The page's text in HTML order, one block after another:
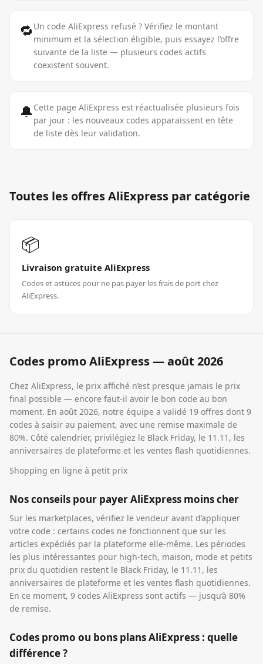
🔁 Un code AliExpress refusé ? Vérifiez le montant
minimum et la sélection éligible, puis essayez l’offre
suivante de la liste — plusieurs codes actifs
coexistent souvent.
🔔 Cette page AliExpress est réactualisée plusieurs fois
par jour : les nouveaux codes apparaissent en tête
de liste dès leur validation.
Toutes les offresAliExpress par catégorie
📦
Livraison gratuite AliExpress
Codes et astuces pour ne pas payer les frais de port chez
AliExpress.
Codes promoAliExpress—août 2026
Chez AliExpress, le prix affiché n’est presque jamais le prix
final possible — encore faut-il avoir le bon code au bon
moment. En août 2026, notre équipe a validé 19 offres dont 9
codes à saisir au paiement, avec une remise maximale de
80%. Côté calendrier, privilégiez le Black Friday, le 11.11, les
anniversaires de plateforme et les ventes flash quotidiennes.
Shopping en ligne à petit prix
Nos conseils pour payer AliExpress moins cher
Sur les marketplaces, vérifiez le vendeur avant d’appliquer
votre code : certains codes ne fonctionnent que sur les
articles expédiés par la plateforme elle-même. Les périodes
les plus intéressantes pour high-tech, maison, mode et petits
prix du quotidien restent le Black Friday, le 11.11, les
anniversaires de plateforme et les ventes flash quotidiennes.
En ce moment, 9 codes AliExpress sont actifs — jusqu’à 80%
de remise.
Codes promo ou bons plans AliExpress : quelle
différence ?